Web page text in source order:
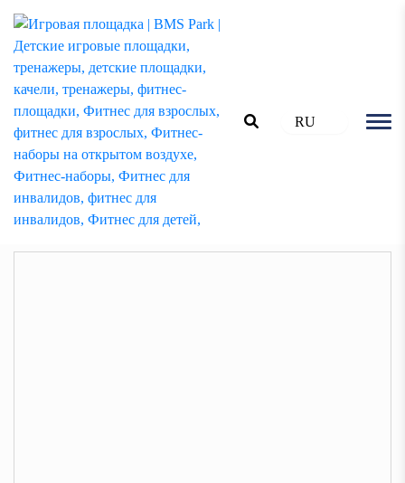
RU
Детские площадки Koza
Игровая площадка Mkz-305
Игровая площадка Mkz-305